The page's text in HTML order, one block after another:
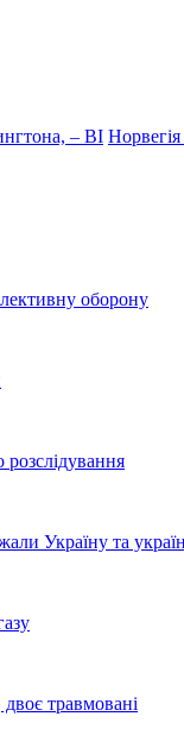
– BI
оборону
Україну та
травмовані